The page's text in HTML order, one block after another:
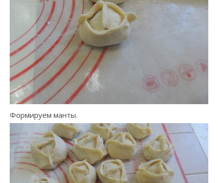
Формируем манты.